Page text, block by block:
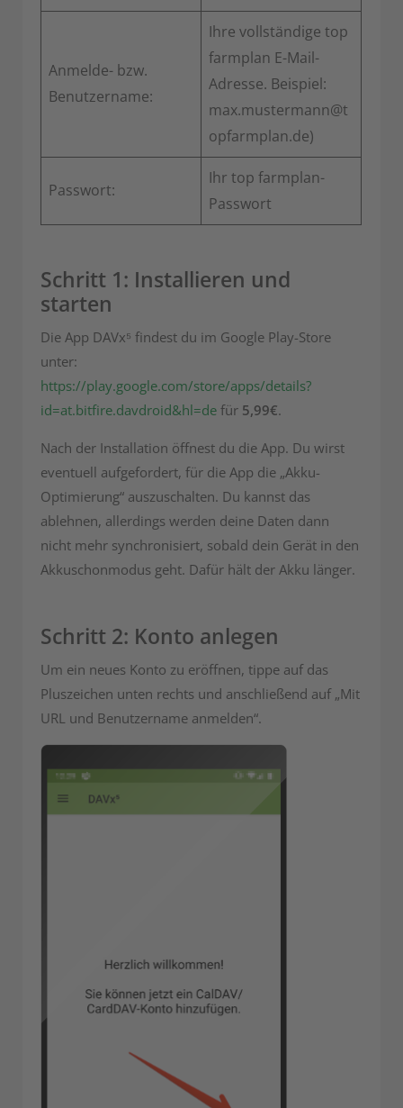
Anmelde- bzw.
Benutzername:
Ihre vollständige top
farmplan E-Mail-
Adresse. Beispiel:
max.mustermann@t
opfarmplan.de)
Passwort:
Ihr top farmplan-
Passwort
Schritt 1: Installieren und
starten
Die App DAVx⁵ findest du im Google Play-Store
unter:
https://play.google.com/store/apps/details?
id=at.bitfire.davdroid&hl=de für 5,99€.
Nach der Installation öffnest du die App. Du wirst
eventuell aufgefordert, für die App die „Akku-
Optimierung“ auszuschalten. Du kannst das
ablehnen, allerdings werden deine Daten dann
nicht mehr synchronisiert, sobald dein Gerät in den
Akkuschonmodus geht. Dafür hält der Akku länger.
Schritt 2: Konto anlegen
Um ein neues Konto zu eröffnen, tippe auf das
Pluszeichen unten rechts und anschließend auf „Mit
URL und Benutzername anmelden“.